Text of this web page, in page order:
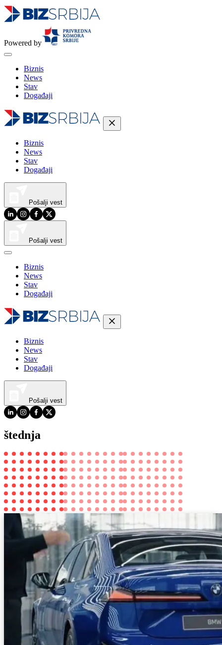
Powered by
Biznis
News
Stav
Događaji
Biznis
News
Stav
Događaji
Pošalji vest
Pošalji vest
Biznis
News
Stav
Događaji
Biznis
News
Stav
Događaji
Pošalji vest
štednja